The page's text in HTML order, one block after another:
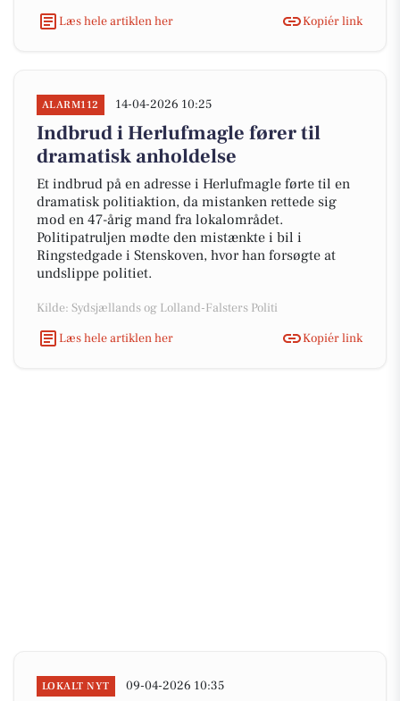
Læs hele artiklen her
Kopiér link
ALARM112 14-04-2026 10:25
Indbrud i Herlufmagle fører til
dramatisk anholdelse
Et indbrud på en adresse i Herlufmagle førte til en
dramatisk politiaktion, da mistanken rettede sig
mod en 47-årig mand fra lokalområdet.
Politipatruljen mødte den mistænkte i bil i
Ringstedgade i Stenskoven, hvor han forsøgte at
undslippe politiet.
Kilde: Sydsjællands og Lolland-Falsters Politi
Læs hele artiklen her
Kopiér link
LOKALT NYT 09-04-2026 10:35